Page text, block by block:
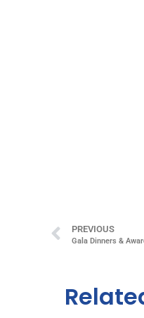
PREVIOUS
Gala Dinners &